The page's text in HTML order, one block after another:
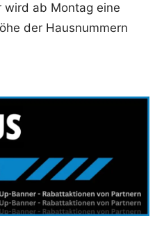
wird ab Montag eine
der Hausnummern